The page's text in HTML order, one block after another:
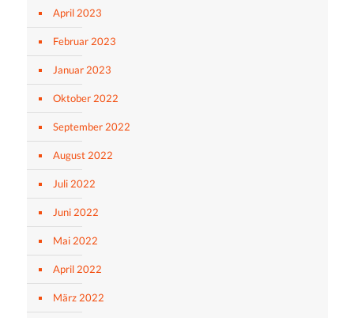
April 2023
Februar 2023
Januar 2023
Oktober 2022
September 2022
August 2022
Juli 2022
Juni 2022
Mai 2022
April 2022
März 2022